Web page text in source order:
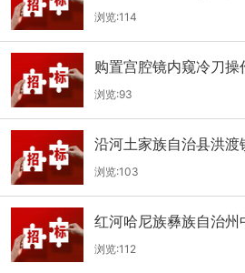
目四公开招标公告
浏览:114
购置宫腔镜内窥冷刀
（双盲+远程异地+分散
浏览:93
沿河土家族自治县洪
镇中心卫生院县域医
目的公开招标公告
浏览:103
红河哈尼族彝族自治
（二次）公开招标公告
浏览:112